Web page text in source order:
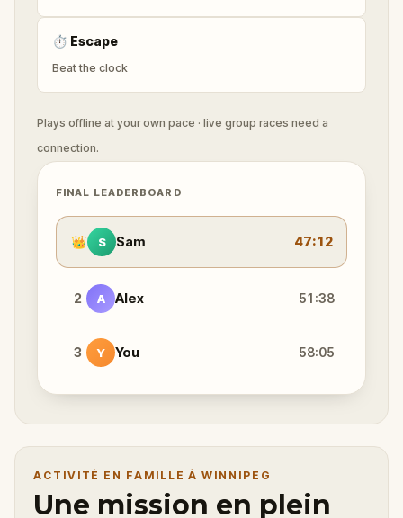
⏱ Escape
Beat the clock
Plays offline at your own pace · live group races need a
connection.
FINAL LEADERBOARD
👑 S Sam 47:12
2 A Alex 51:38
3 Y You 58:05
ACTIVITÉ EN FAMILLE À WINNIPEG
Une mission en plein